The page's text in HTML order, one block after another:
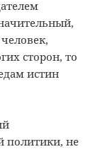
сторон, то
истин
политики, не